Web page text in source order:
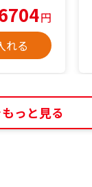
円
れる
っと見る